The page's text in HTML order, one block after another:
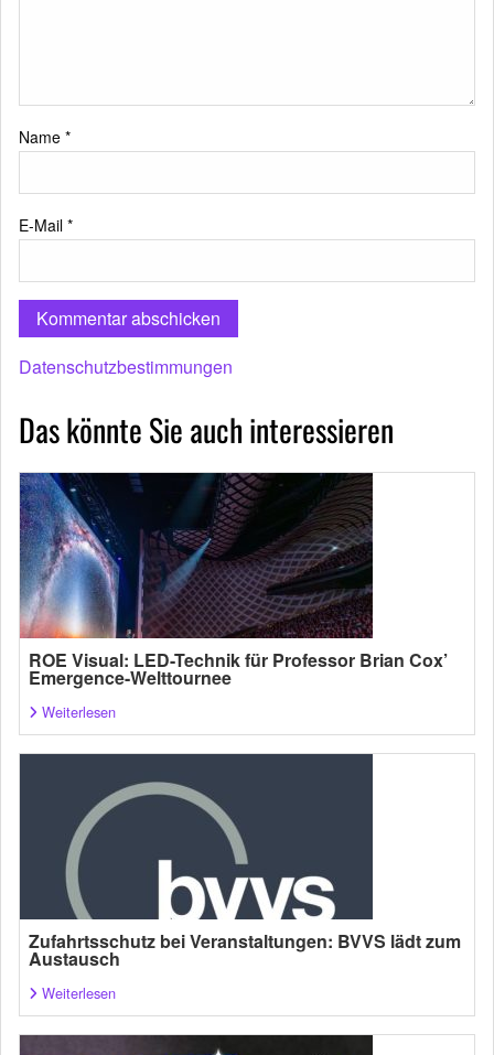
Name *
E-Mail *
Datenschutzbestimmungen
Das könnte Sie auch interessieren
ROE Visual: LED-Technik für Professor Brian Cox’
Emergence-Welttournee
Weiterlesen
Zufahrtsschutz bei Veranstaltungen: BVVS lädt zum
Austausch
Weiterlesen